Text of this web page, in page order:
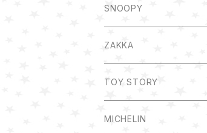
SNOOPY
ZAKKA
TOY STORY
MICHELIN